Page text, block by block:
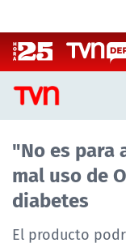
CASTING
CASTING TVN
TVN VERTICAL
"No es para
mal uso de
diabetes
El producto